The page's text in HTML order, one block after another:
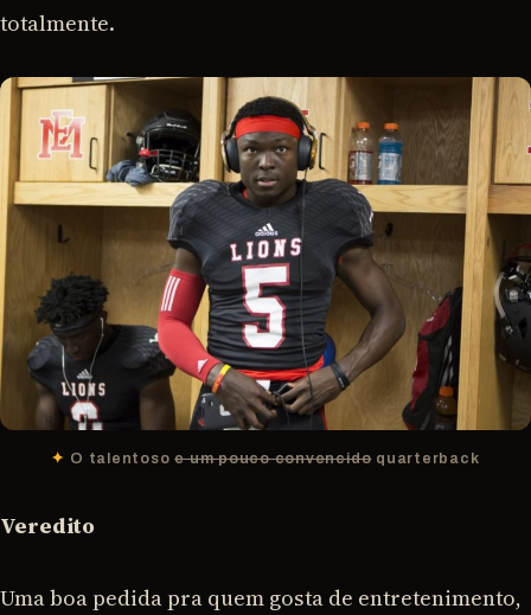
totalmente.
O talentosoe um pouco convencidoquarterback
Veredito
Uma boa pedida pra quem gosta de entretenimento,